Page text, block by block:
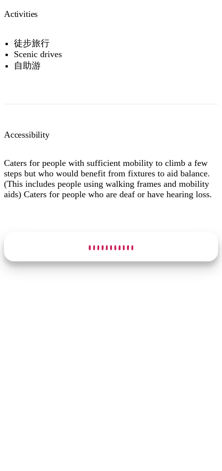
Activities
徒步旅行
Scenic drives
自助游
Accessibility
Caters for people with sufficient mobility to climb a few
steps but who would benefit from fixtures to aid balance.
(This includes people using walking frames and mobility
aids) Caters for people who are deaf or have hearing loss.